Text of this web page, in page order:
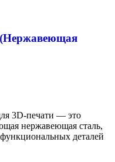
3D-печати — это
нержавеющая сталь,
деталей